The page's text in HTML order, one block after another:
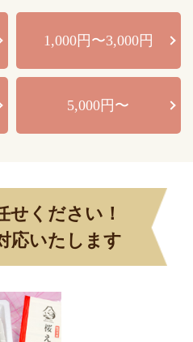
1,000円〜3,000円
5,000円〜
せください！
応いたします